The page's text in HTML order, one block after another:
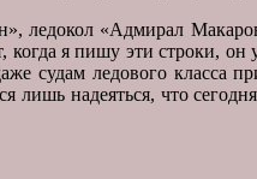
ледокол «Адмирал
я пишу эти строки,
судам ледового класса
надеяться, что